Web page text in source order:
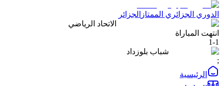
الدوري الجزائري الممتاز الجزائر
الاتحاد الرياضي
انتهت المباراة
1-1
شباب بلوزداد
;
الرئيسية